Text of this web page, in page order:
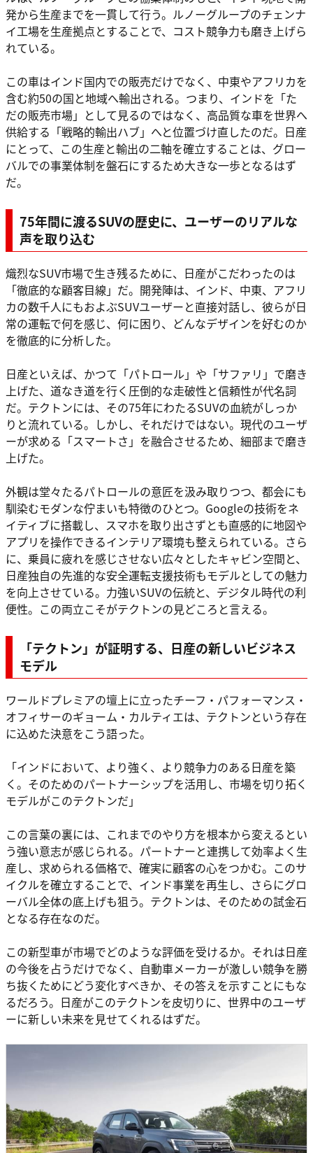
発から生産までを一貫して行う。ルノーグループのチェンナ
イ工場を生産拠点とすることで、コスト競争力も磨き上げら
れている。
この車はインド国内での販売だけでなく、中東やアフリカを
含む約50の国と地域へ輸出される。つまり、インドを「た
だの販売市場」として見るのではなく、高品質な車を世界へ
供給する「戦略的輸出ハブ」へと位置づけ直したのだ。日産
にとって、この生産と輸出の二軸を確立することは、グロー
バルでの事業体制を盤石にするため大きな一歩となるはず
だ。
75年間に渡るSUVの歴史に、ユーザーのリアルな
声を取り込む
熾烈なSUV市場で生き残るために、日産がこだわったのは
「徹底的な顧客目線」だ。開発陣は、インド、中東、アフリ
カの数千人にもおよぶSUVユーザーと直接対話し、彼らが日
常の運転で何を感じ、何に困り、どんなデザインを好むのか
を徹底的に分析した。
日産といえば、かつて「パトロール」や「サファリ」で磨き
上げた、道なき道を行く圧倒的な走破性と信頼性が代名詞
だ。テクトンには、その75年にわたるSUVの血統がしっか
りと流れている。しかし、それだけではない。現代のユーザ
ーが求める「スマートさ」を融合させるため、細部まで磨き
上げた。
外観は堂々たるパトロールの意匠を汲み取りつつ、都会にも
馴染むモダンな佇まいも特徴のひとつ。Googleの技術をネ
イティブに搭載し、スマホを取り出さずとも直感的に地図や
アプリを操作できるインテリア環境も整えられている。さら
に、乗員に疲れを感じさせない広々としたキャビン空間と、
日産独自の先進的な安全運転支援技術もモデルとしての魅力
を向上させている。力強いSUVの伝統と、デジタル時代の利
便性。この両立こそがテクトンの見どころと言える。
「テクトン」が証明する、日産の新しいビジネス
モデル
ワールドプレミアの壇上に立ったチーフ・パフォーマンス・
オフィサーのギョーム・カルティエは、テクトンという存在
に込めた決意をこう語った。
「インドにおいて、より強く、より競争力のある日産を築
く。そのためのパートナーシップを活用し、市場を切り拓く
モデルがこのテクトンだ」
この言葉の裏には、これまでのやり方を根本から変えるとい
う強い意志が感じられる。パートナーと連携して効率よく生
産し、求められる価格で、確実に顧客の心をつかむ。このサ
イクルを確立することで、インド事業を再生し、さらにグロ
ーバル全体の底上げも狙う。テクトンは、そのための試金石
となる存在なのだ。
この新型車が市場でどのような評価を受けるか。それは日産
の今後を占うだけでなく、自動車メーカーが激しい競争を勝
ち抜くためにどう変化すべきか、その答えを示すことにもな
るだろう。日産がこのテクトンを皮切りに、世界中のユーザ
ーに新しい未来を見せてくれるはずだ。